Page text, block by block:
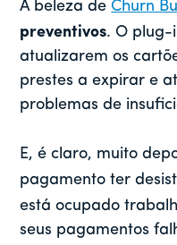
A beleza de Churn
preventivos. O plug-
atualizarem os
prestes a expirar e
problemas de
E, é claro, muito
pagamento ter
está ocupado
seus pagamentos